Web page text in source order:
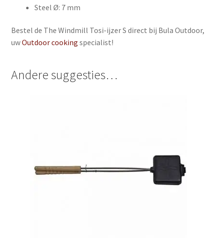
Steel Ø: 7 mm
Bestel de The Windmill Tosi-ijzer S direct bij Bula Outdoor,
uwOutdoor cooking specialist!
Andere suggesties…